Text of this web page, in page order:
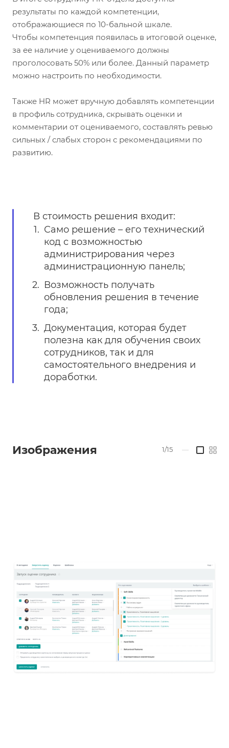
результаты по каждой компетенции,
отображающиеся по 10-бальной шкале.
Чтобы компетенция появилась в итоговой оценке,
за ее наличие у оцениваемого должны
проголосовать 50% или более. Данный параметр
можно настроить по необходимости.
Также HR может вручную добавлять компетенции
в профиль сотрудника, скрывать оценки и
комментарии от оцениваемого, составлять ревью
сильных / слабых сторон с рекомендациями по
развитию.
В стоимость решения входит:
Само решение – его технический
код с возможностью
администрирования через
администрационную панель;
Возможность получать
обновления решения в течение
года;
Документация, которая будет
полезна как для обучения своих
сотрудников, так и для
самостоятельного внедрения и
доработки.
Изображения 1/15 —